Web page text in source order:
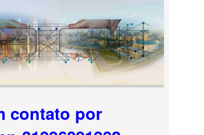
contato por